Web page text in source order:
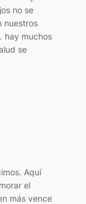
no se
nuestros
hay muchos
se
Aquí
el
más vence